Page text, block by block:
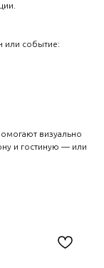
или событие:
визуально
и гостиную — или